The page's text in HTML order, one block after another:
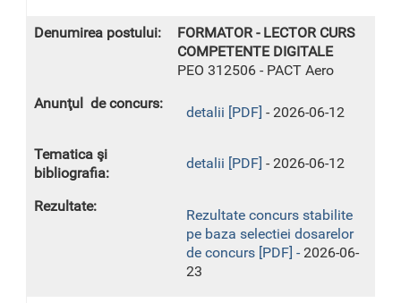
FORMATOR - LECTOR CURS
COMPETENTE DIGITALE
PEO 312506 - PACT Aero
detalii [PDF] - 2026-06-12
detalii [PDF] - 2026-06-12
Rezultate concurs stabilite
pe baza selectiei dosarelor
de concurs [PDF] - 2026-06-
23